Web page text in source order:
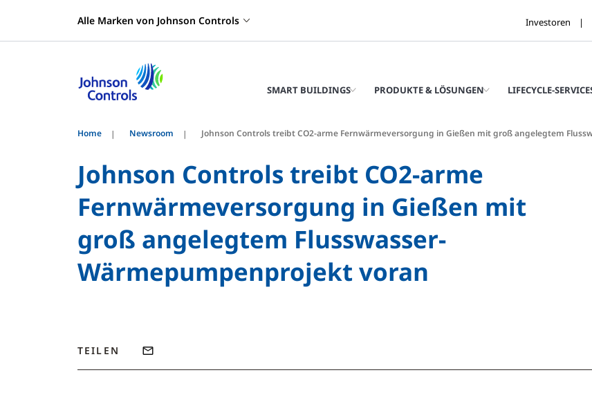
Alle Marken von Johnson Controls Investoren
SMART BUILDINGS PRODUKTE & LÖSUNGEN LIFECYCLE-
Home Newsroom Johnson Controls treibt CO2-arme Fernwärmeversorgung in Gießen mit groß angelegtem
Johnson Controls treibt CO2-arme
Fernwärmeversorgung in Gießen mit
groß angelegtem Flusswasser-
Wärmepumpenprojekt voran
TEILEN